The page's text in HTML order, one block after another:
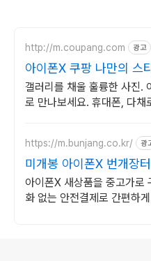
http://m.coupang.com 광고
아이폰X 쿠팡 나만의 스
갤러리를 채울 훌륭한 사진.
로 만나보세요. 휴대폰, 다채
https://m.bunjang.co.kr/ 광
미개봉 아이폰X 번개장
랜드 중고거래
아이폰X 새상품을 중고가로
화 없는 안전결제로 간편하